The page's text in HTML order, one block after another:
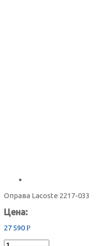
Оправа Lacoste 2217-033
Цена:
27 590Р